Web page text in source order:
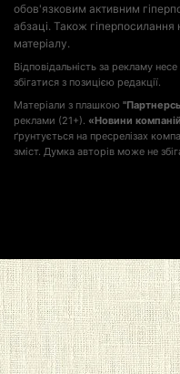
обов'язковим активним
абзаці. Також гіперпосилання
матеріалу.
Відповідальність за рекламу
збігатися з позицією редакції.
Матеріали з плашкою
реклами (21+). «Новини
ґрунтується на пресрелізах
зміст. Думка авторів може не